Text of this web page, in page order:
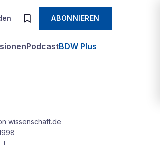
ABONNIEREN
PodcastBDW Plus
wissenschaft.de